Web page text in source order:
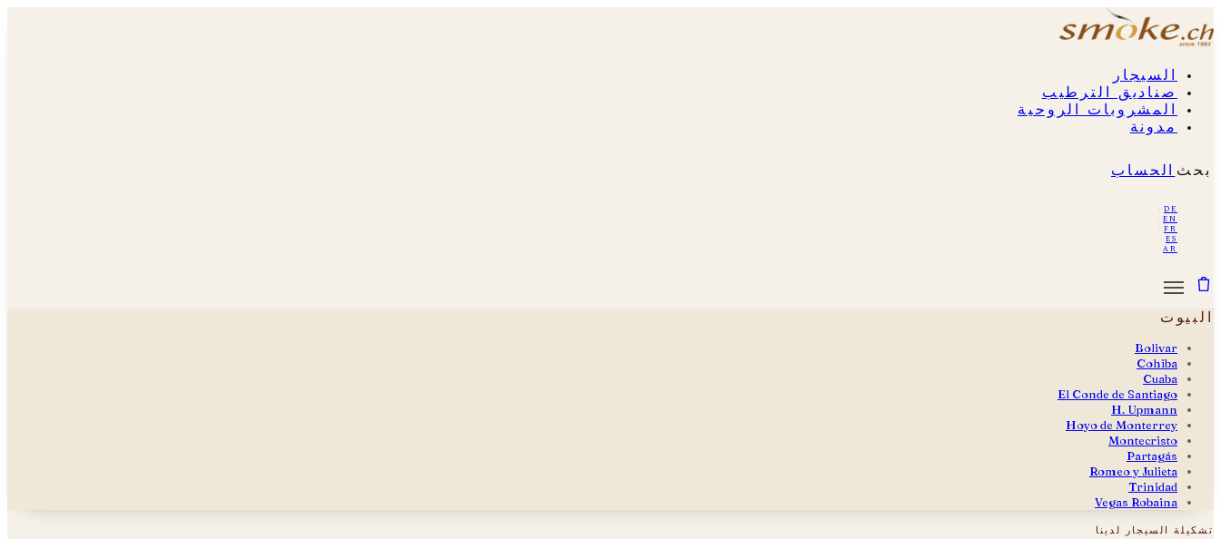
السيجار
صناديق الترطيب
المشروبات الروحية
مدونة
بحث الحساب
de
·
en
·
fr
·
es
·
ar
البيوت
Bolivar
Cohiba
Cuaba
El Conde de Santiago
H. Upmann
Hoyo de Monterrey
Montecristo
Partagás
Romeo y Julieta
Trinidad
Vegas Robaina
تشكيلة السيجار لدينا